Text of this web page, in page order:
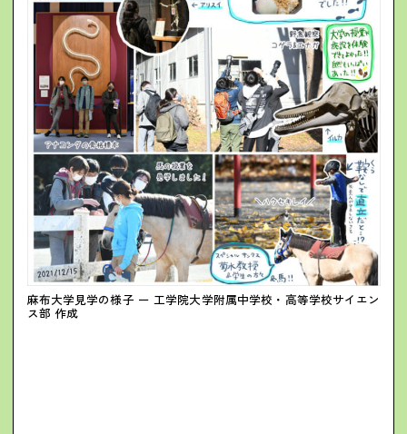
麻布大学見学の様子 ー 工学院大学附属中学校・高等学校サイエン
ス部 作成